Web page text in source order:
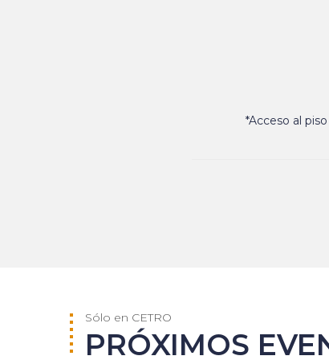
*Acceso al
Sólo en CETRO
PRÓXIMOS